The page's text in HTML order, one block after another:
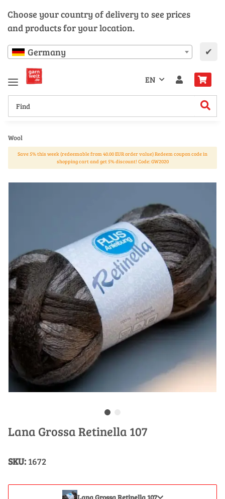
Choose your country of delivery to see prices
and products for your location.
Germany ✔
EN
Wool
Save 5% this week (redeemable from 40.00 EUR order value) Redeem coupon code in
shopping cart and get 5% discount! Code: GW2020
Lana Grossa Retinella 107
SKU: 1672